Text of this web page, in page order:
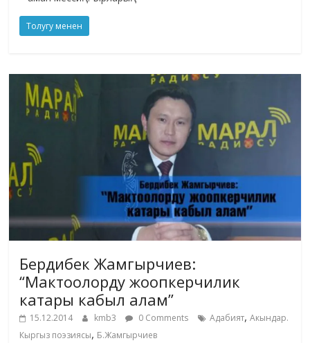
Толугу менен
Бердибек Жамгырчиев:
“Мактоолорду жоопкерчилик
катары кабыл алам”
15.12.2014 kmb3 0 Comments Адабият,Акындар.
Кыргыз поэзиясы, Б.Жамгырчиев